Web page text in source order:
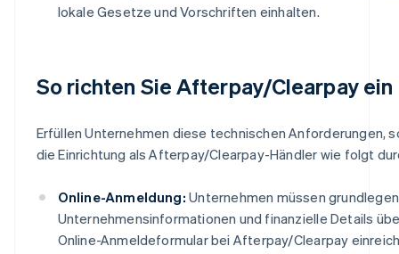
lokale Gesetze und Vorschriften einhalten.
So richten Sie Afterpay/Clearpay ein
Erfüllen Unternehmen diese technischen Anforderungen,
die Einrichtung als Afterpay/Clearpay-Händler wie folgt
Online-Anmeldung: Unternehmen müssen
Unternehmensinformationen und finanzielle Details
Online-Anmeldeformular bei Afterpay/Clearpay